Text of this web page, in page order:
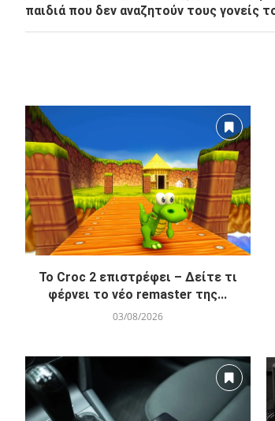
παιδιά που δεν αναζητούν τους γονείς
Το Croc 2 επιστρέφει – Δείτε τι
φέρνει το νέο remaster της...
03/08/2026